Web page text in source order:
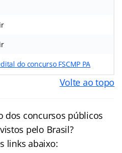
do concurso FSCMP PA
Volte ao topo
dos concursos públicos
pelo Brasil?
links abaixo: